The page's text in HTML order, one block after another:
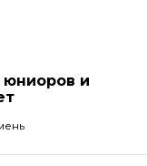
юниоров и